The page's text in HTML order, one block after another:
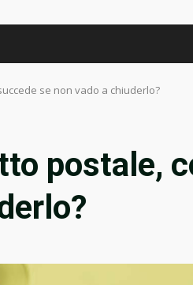
se non vado a chiuderlo?
postale,